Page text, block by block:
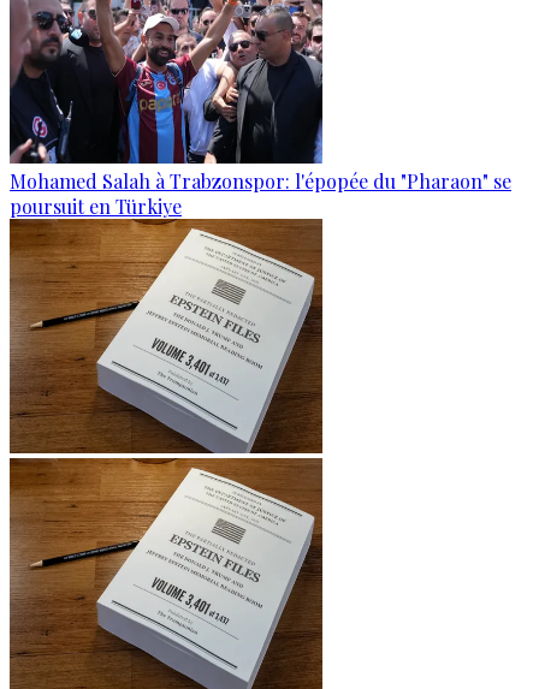
Mohamed Salah à Trabzonspor: l'épopée du "Pharaon" se
poursuit en Türkiye